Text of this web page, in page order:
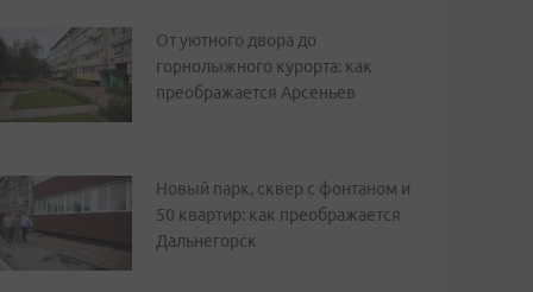
От уютного двора до
горнолыжного курорта: как
преображается Арсеньев
Новый парк, сквер с фонтаном и
50 квартир: как преображается
Дальнегорск